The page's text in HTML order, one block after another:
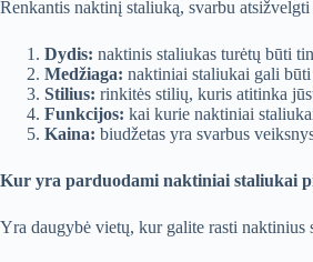
Renkantis naktinį staliuką, svarbu
Dydis: naktinis staliukas turėtų būti
Medžiaga: naktiniai staliukai gali būti
Stilius: rinkitės stilių, kuris atitinka
Funkcijos: kai kurie naktiniai
Kaina: biudžetas yra svarbus
Kur yra parduodami naktiniai staliukai
Yra daugybė vietų, kur galite rasti naktinius